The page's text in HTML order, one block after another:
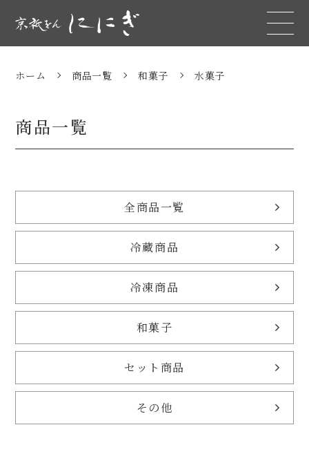
ホーム 商品一覧 和菓子 水菓子
商品一覧
全商品一覧
冷蔵商品
冷凍商品
和菓子
セット商品
その他